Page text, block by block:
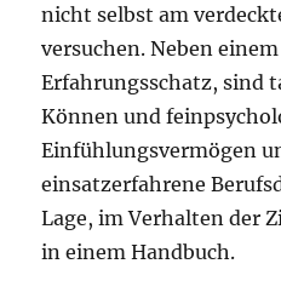
nicht selbst am
versuchen. Neben
Erfahrungsschatz, sind
Können und
Einfühlungsvermögen
einsatzerfahrene
Lage, im Verhalten der
in einem Handbuch.